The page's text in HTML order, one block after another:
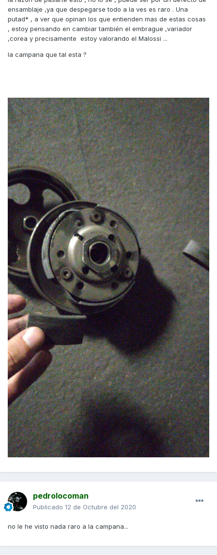
ensamblaje ,ya que despegarse todo a la ves es raro . Una
putad* , a ver que opinan los que entienden mas de estas cosas
, estoy pensando en cambiar también el embrague ,variador
,corea y precisamente estoy valorando el Malossi ...
la campana que tal esta ?
pedrolocoman
Publicado 12 de Octubre del 2020
no le he visto nada raro a la campana...